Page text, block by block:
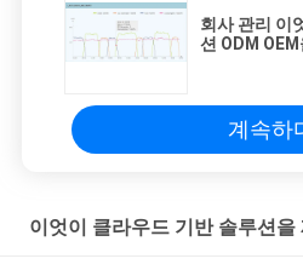
POLICY
회사 관리 이
션 ODM
계속하
이엇이 클라우드 기반 솔루션을